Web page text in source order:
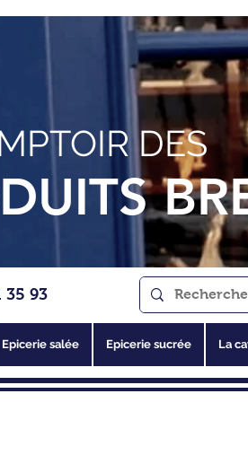
DES
35 93
Epicerie salée Epicerie sucrée La